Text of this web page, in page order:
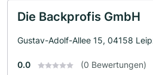
Die Backprofis GmbH
Gustav-Adolf-Allee 15, 04158
0.0 (0 Bewertungen)